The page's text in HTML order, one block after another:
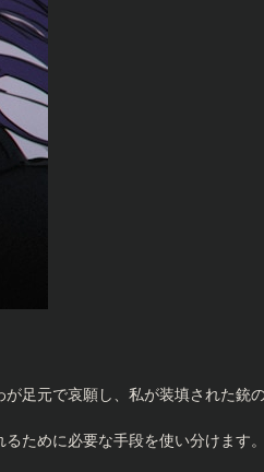
足元で哀願し、私が装填された
ために必要な手段を使い分けま